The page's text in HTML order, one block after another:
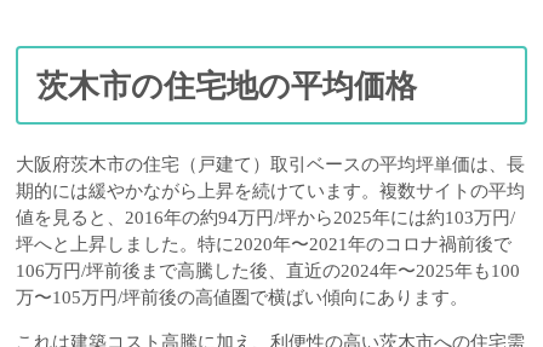
茨木市の住宅地の平均価格
大阪府茨木市の住宅（戸建て）取引ベースの平均坪単価は、長
期的には緩やかながら上昇を続けています。複数サイトの平均
値を見ると、2016年の約94万円/坪から2025年には約103万円/
坪へと上昇しました。特に2020年〜2021年のコロナ禍前後で
106万円/坪前後まで高騰した後、直近の2024年〜2025年も100
万〜105万円/坪前後の高値圏で横ばい傾向にあります。
これは建築コスト高騰に加え、利便性の高い茨木市への住宅需